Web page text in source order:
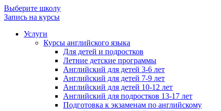
Выберите школу
Запись на курсы
Услуги
Курсы английского языка
Для детей и подростков
Летние детские программы
Английский для детей 3-6 лет
Английский для детей 7-9 лет
Английский для детей 10-12 лет
Английский для подростков 13-17 лет
Подготовка к экзаменам по английскому